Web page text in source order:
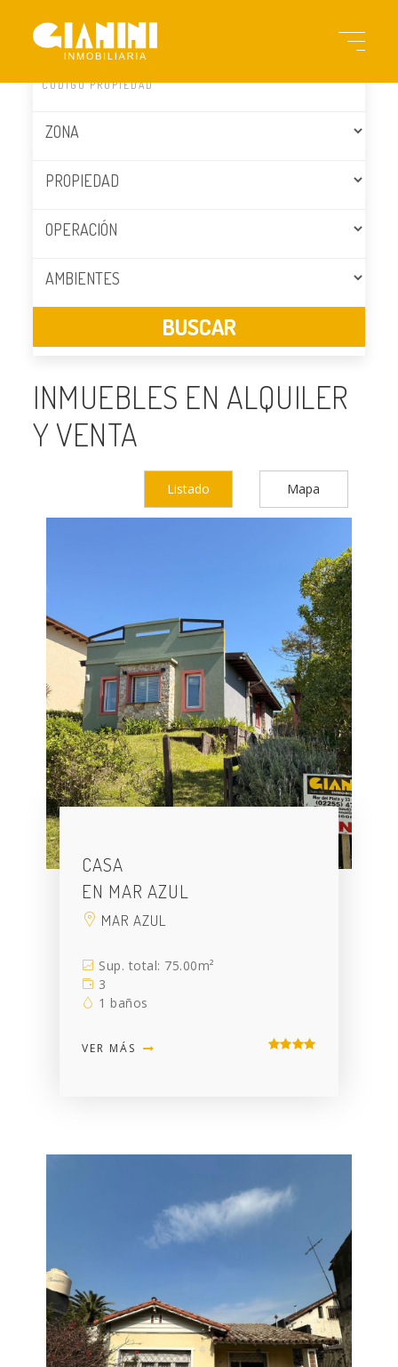
INMUEBLES EN ALQUILER
Y VENTA
Listado Mapa
CASA
EN MAR AZUL
MAR AZUL
Sup. total: 75.00m²
3
1 baños
VER MÁS